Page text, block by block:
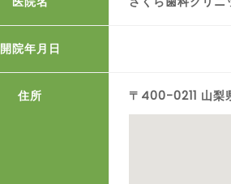
開院年月日
住所 〒400-0211 山梨